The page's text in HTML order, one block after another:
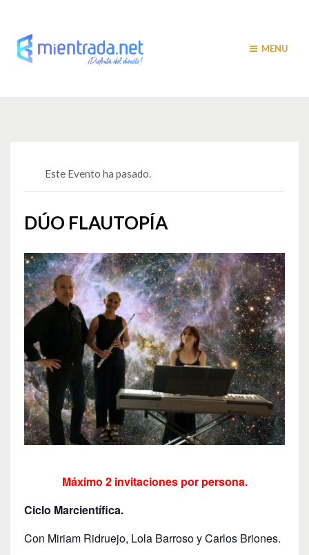
MENU
Este Evento ha pasado.
DÚO FLAUTOPÍA
Máximo 2 invitaciones por persona.
Ciclo Marcientífica.
Con Miriam Ridruejo, Lola Barroso y Carlos Briones.